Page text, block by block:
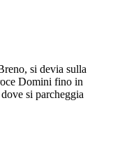
si devia sulla
Domini fino in
si parcheggia